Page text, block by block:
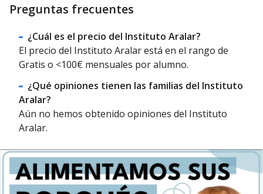
Preguntas frecuentes
¿Cuál es el precio del Instituto Aralar?
El precio del Instituto Aralar está en el rango de
Gratis o <100€ mensuales por alumno.
¿Qué opiniones tienen las familias del Instituto
Aralar?
Aún no hemos obtenido opiniones del Instituto
Aralar.